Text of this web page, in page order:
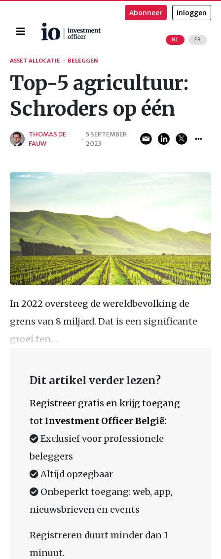
Home
NL FR
Abonneer Inloggen
Zoeken
ASSET ALLOCATIE · BELEGGEN
Top-5 agricultuur:
Schroders op één
THOMAS DE
FAUW
·
5 SEPTEMBER
2023
In 2022 oversteeg de wereldbevolking de
grens van 8 miljard. Dat is een significante
groei ten…
Dit artikel verder lezen?
Registreer gratis en krijg toegang
tot Investment Officer België:
Exclusief voor professionele
beleggers
Altijd opzegbaar
Onbeperkt toegang: web, app,
nieuwsbrieven en events
Registreren duurt minder dan 1
minuut.